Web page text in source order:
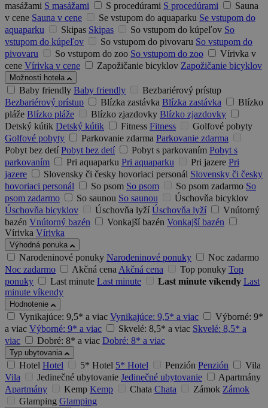
masážami S masážami S procedúrami S procedúrami
Sauna
v cene Sauna v cene Se vstupom do aquaparku Se vstupom do
aquaparku
Skipas Skipas So vstupom do kúpeľov So
vstupom do kúpeľov
So vstupom do pivovaru So vstupom do
pivovaru
So vstupom do zoo So vstupom do zoo
Vírivka v
cene Vírivka v cene Zapožičanie bicyklov Zapožičanie bicyklov
Možnosti hotela
Baby friendly Baby friendly
Bezbariérový prístup
Bezbariérový prístup
Blízka zastávka Blízka zastávka
Blízko
pláže Blízko pláže Blízko zjazdovky Blízko zjazdovky
Detský kútik Detský kútik Fitness Fitness
Golfové pobyty
Golfové pobyty
Parkovanie zdarma Parkovanie zdarma
Pobyt bez detí Pobyt bez detí Pobyt s parkovaním Pobyt s
parkovaním
Pri aquaparku Pri aquaparku Pri jazere Pri
jazere
Slovensky či česky hovoriaci personál Slovensky či česky
hovoriaci personál
So psom So psom So psom zadarmo So
psom zadarmo
So saunou So saunou
Úschovňa bicyklov
Úschovňa bicyklov
Úschovňa lyží Úschovňa lyží
Vnútorný
bazén Vnútorný bazén Vonkajší bazén Vonkajší bazén
Vírivka Vírivka
Výhodná ponuka
Narodeninové ponuky Narodeninové ponuky
Noc zadarmo
Noc zadarmo
Akčná cenaAkčná cena Top ponuky Top
ponuky
Last minute Last minute Last minute víkendy Last
minute víkendy
Hodnotenie
Vynikajúce: 9,5* a viac Vynikajúce: 9,5* a viac
Výborné: 9*
a viac Výborné: 9* a viac Skvelé: 8,5* a viac Skvelé: 8,5* a
viac
Dobré: 8* a viac Dobré: 8* a viac
Typ ubytovania
Hotel Hotel 5* Hotel 5* Hotel Penzión Penzión
Vila
Vila
Jedinečné ubytovanie Jedinečné ubytovanie
Apartmány
Apartmány
Kemp Kemp Chata Chata Zámok Zámok
Glamping Glamping